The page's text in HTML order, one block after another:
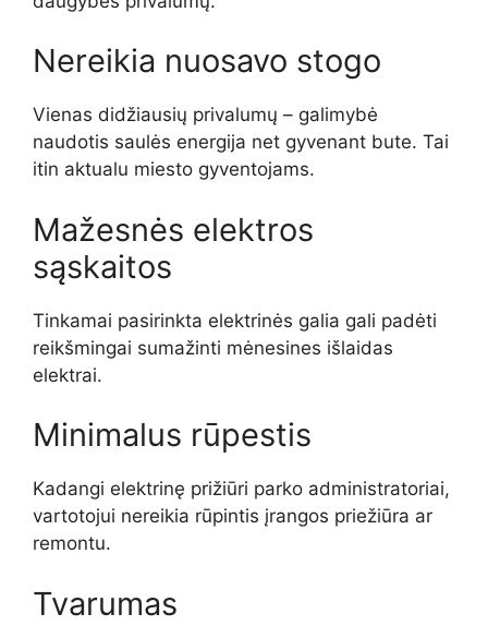
Nereikia nuosavo stogo
Vienas didžiausių privalumų – galimybė
naudotis saulės energija net gyvenant bute. Tai
itin aktualu miesto gyventojams.
Mažesnės elektros
sąskaitos
Tinkamai pasirinkta elektrinės galia gali padėti
reikšmingai sumažinti mėnesines išlaidas
elektrai.
Minimalus rūpestis
Kadangi elektrinę prižiūri parko administratoriai,
vartotojui nereikia rūpintis įrangos priežiūra ar
remontu.
Tvarumas